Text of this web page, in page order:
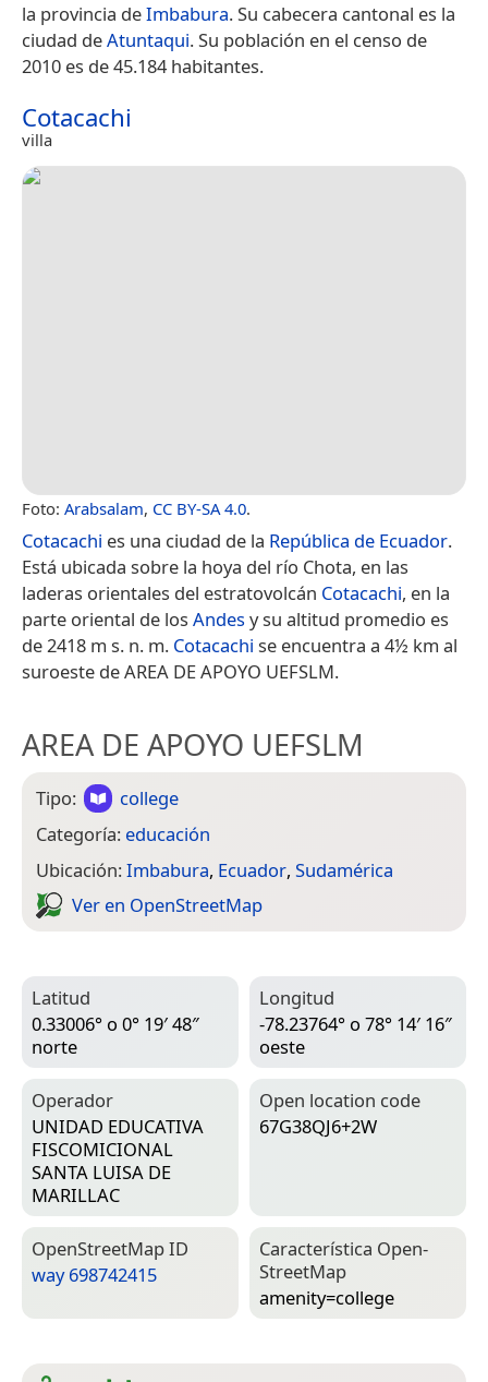
la provincia deImbabura. Su cabecera cantonal es la
ciudad deAtuntaqui. Su población en el censo de
2010 es de 45.184 habitantes.
Cotacachi
villa
Foto: Arabsalam, CC BY-SA 4.0.
Cotacachi es una ciudad de la República de Ecuador.
Está ubicada sobre la hoya del río Chota, en las
laderas orientales del estratovolcán Cotacachi, en la
parte oriental de los Andesy su altitud promedio es
de 2418 m s. n. m. Cotacachi se encuentra a 4½ km al
suroeste de AREA DE APOYO UEFSLM.
AREA DE APOYO UEFSLM
Tipo:
college
Categoría: educación
Ubicación:Imbabura, Ecuador, Sudamérica
Ver en Open­Street­Map
Latitud
0.33006° o 0° 19′ 48″
norte
Longitud
-78.23764° o 78° 14′ 16″
oeste
Operador
UNIDAD EDUCATIVA
FISCOMICIONAL
SANTA LUISA DE
MARILLAC
Open location code
67G38QJ6+2W
Open­Street­Map ID
way 698742415
Característica Open­
Street­Map
amenity=­college